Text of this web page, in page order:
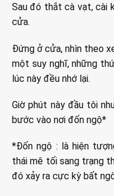
Sau đó thắt cà vạt, cài
cửa.
Đứng ở cửa, nhìn theo
một suy nghĩ, những
lúc này đều nhớ lại.
Giờ phút này đầu tôi
bước vào nơi đốn ngộ*
*Đốn ngộ : là hiện
thái mê tối sang trạng
đó xảy ra cực kỳ bất